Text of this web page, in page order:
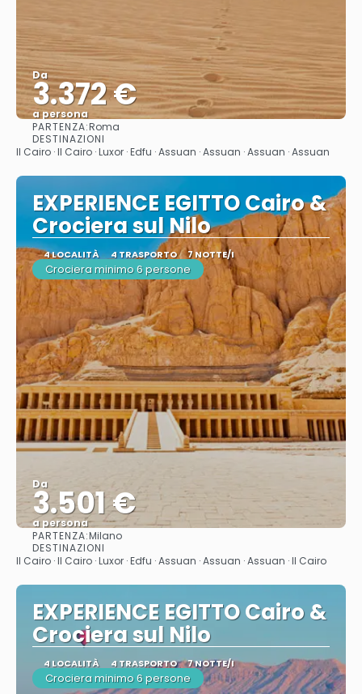
Da
3.372 €
a persona
PARTENZA:Roma
DESTINAZIONI
Il Cairo · Il Cairo · Luxor · Edfu · Assuan · Assuan · Assuan · Assuan
EXPERIENCE EGITTO Cairo &
Crociera sul Nilo
4 LOCALITÀ 4 TRASPORTO 7 NOTTE/I
Crociera minimo 6 persone
Da
3.501 €
a persona
PARTENZA:Milano
DESTINAZIONI
Il Cairo · Il Cairo · Luxor · Edfu · Assuan · Assuan · Assuan · Il Cairo
EXPERIENCE EGITTO Cairo &
Crociera sul Nilo
4 LOCALITÀ 4 TRASPORTO 7 NOTTE/I
Crociera minimo 6 persone